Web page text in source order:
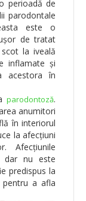
perioadă de
parodontale
este o
de tratat
la iveală
inflamate și
acestora în
parodontoză.
anumitori
în interiorul
la afecțiuni
Afecțiunile
dar nu este
predispus la
a afla